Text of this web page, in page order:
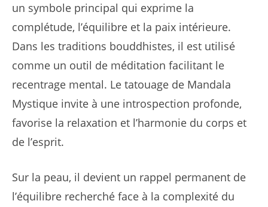
un symbole principal qui exprime la
complétude, l’équilibre et la paix intérieure.
Dans les traditions bouddhistes, il est utilisé
comme un outil de méditation facilitant le
recentrage mental. Le tatouage de Mandala
Mystique invite à une introspection profonde,
favorise la relaxation et l’harmonie du corps et
de l’esprit.
Sur la peau, il devient un rappel permanent de
l’équilibre recherché face à la complexité du